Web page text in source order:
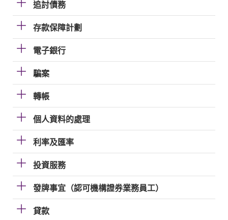
追討債務
存款保障計劃
電子銀行
騙案
轉帳
個人資料的處理
利率及匯率
投資服務
發牌事宜（認可機構證券業務員工）
貸款